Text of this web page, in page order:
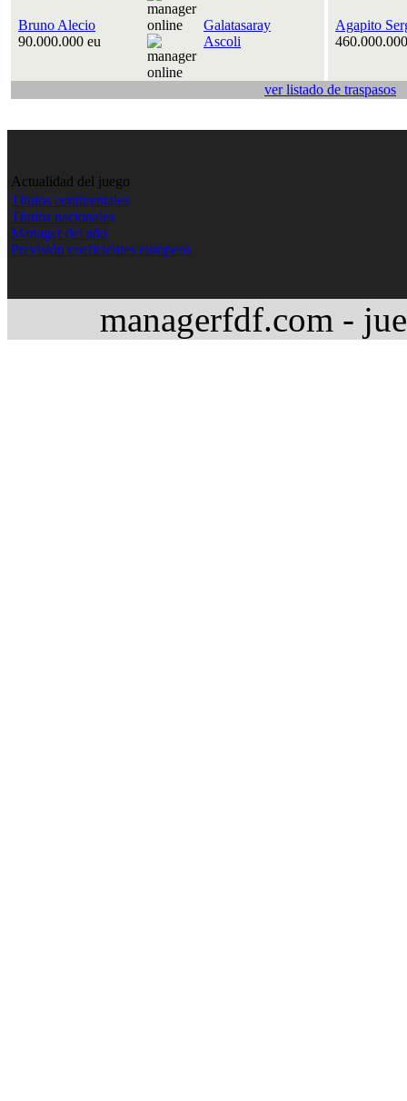
Bruno Alecio
90.000.000 eu
Galatasaray
Ascoli
Agapito
ver listado de traspasos
Actualidad del juego
Títulos continentales
Títulos nacionales
Manager del año
Previsión coeficientes europeos
managerfdf.com -